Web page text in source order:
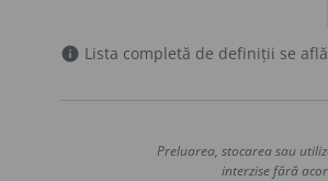
info Lista completă de definiții se
Preluarea, stocarea sau
interzise fără